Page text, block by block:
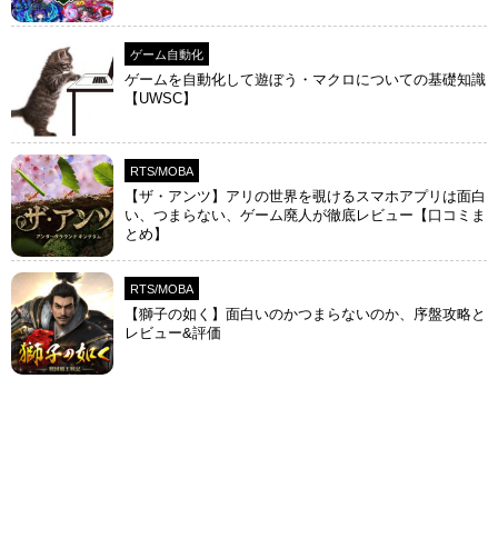
ゲーム自動化
ゲームを自動化して遊ぼう・マクロについての基礎知識
【UWSC】
RTS/MOBA
【ザ・アンツ】アリの世界を覗けるスマホアプリは面白
い、つまらない、ゲーム廃人が徹底レビュー【口コミま
とめ】
RTS/MOBA
【獅子の如く】面白いのかつまらないのか、序盤攻略と
レビュー&評価